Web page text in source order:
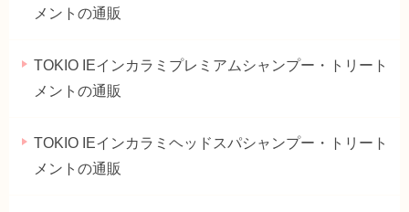
メントの通販
TOKIO IEインカラミプレミアムシャンプー・トリート
メントの通販
TOKIO IEインカラミヘッドスパシャンプー・トリート
メントの通販